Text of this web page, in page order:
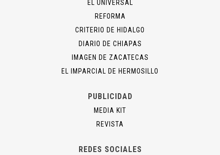
EL UNIVERSAL
REFORMA
CRITERIO DE HIDALGO
DIARIO DE CHIAPAS
IMAGEN DE ZACATECAS
EL IMPARCIAL DE HERMOSILLO
PUBLICIDAD
MEDIA KIT
REVISTA
REDES SOCIALES